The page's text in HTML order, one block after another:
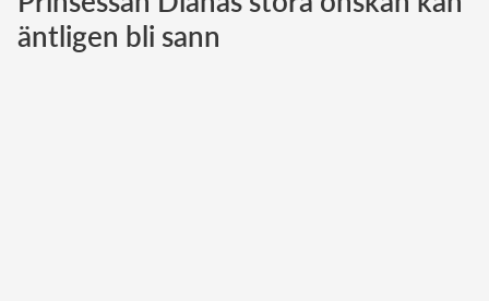
Norska kungahuset
äntligen bli sann